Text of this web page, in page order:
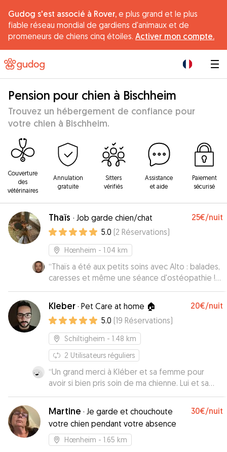
Gudog s'est associé à Rover, e plus grand et le plus
fiable réseau mondial de gardiens d'animaux et de
promeneurs de chiens cinq étoiles. Activer mon compte.
Pension pour chien à Bischheim
Trouvez un hébergement de confiance pour
votre chien à Bischheim.
Couverture
des
vétérinaires
Annulation
gratuite
Sitters
vérifiés
Assistance
et aide
Paiement
sécurisé
Thaïs · Job garde chien/chat 25€/nuit
5.0 (2 Réservations)
Hœnheim - 1.04 km
“Thaïs a été aux petits soins avec Alto : balades,
caresses et même une séance d'ostéopathie !
Je recommande chaudement ses services.”
Kleber · Pet Care at home 🏠 20€/nuit
5.0 (19 Réservations)
Schiltigheim - 1.48 km
2 Utilisateurs réguliers
“Un grand merci à Kléber et sa femme pour
avoir si bien pris soin de ma chienne. Lui et sa
femme sont adorables, très accueillants et
pleins de bienveillance. Ma chienne a été traitée
comme une reine. Une expérience très positive.
Je recommande les yeux fermés.”
Martine · Je garde et chouchoute
votre chien pendant votre absence
30€/nuit
Hœnheim - 1.65 km